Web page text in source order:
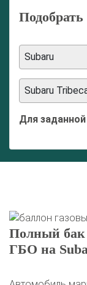
Subaru
Subaru
Для
Полный бак
ГБО на